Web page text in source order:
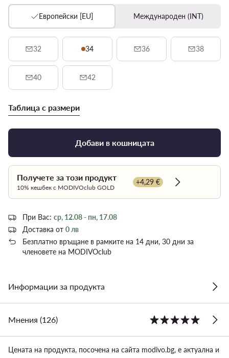
Европейски [EU] Международен (INT)
32 34 36 38
40 42
Таблица с размери
Добави в кошницата
Получете за този продукт
10% кешбек с MODIVOclub GOLD
+4,29 €
Dowiedz się
При Вас: ср, 12.08 - пн, 17.08
Доставка от 0 лв
Безплатно връщане в рамките на 14 дни, 30 дни за
членовете на MODIVOclub
Информации за продукта
Мнения (126)
Цената на продукта, посочена на сайта modivo.bg, е актуална и